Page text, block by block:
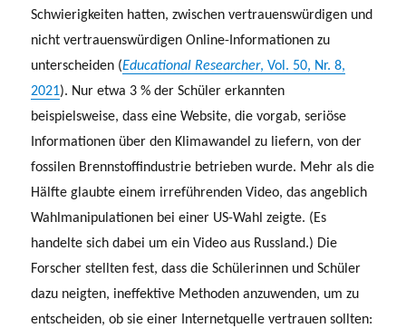
Schwierigkeiten hatten, zwischen vertrauenswürdigen und
nicht vertrauenswürdigen Online-Informationen zu
unterscheiden (Educational Researcher, Vol. 50, Nr. 8,
2021). Nur etwa 3 % der Schüler erkannten
beispielsweise, dass eine Website, die vorgab, seriöse
Informationen über den Klimawandel zu liefern, von der
fossilen Brennstoffindustrie betrieben wurde. Mehr als die
Hälfte glaubte einem irreführenden Video, das angeblich
Wahlmanipulationen bei einer US-Wahl zeigte. (Es
handelte sich dabei um ein Video aus Russland.) Die
Forscher stellten fest, dass die Schülerinnen und Schüler
dazu neigten, ineffektive Methoden anzuwenden, um zu
entscheiden, ob sie einer Internetquelle vertrauen sollten: